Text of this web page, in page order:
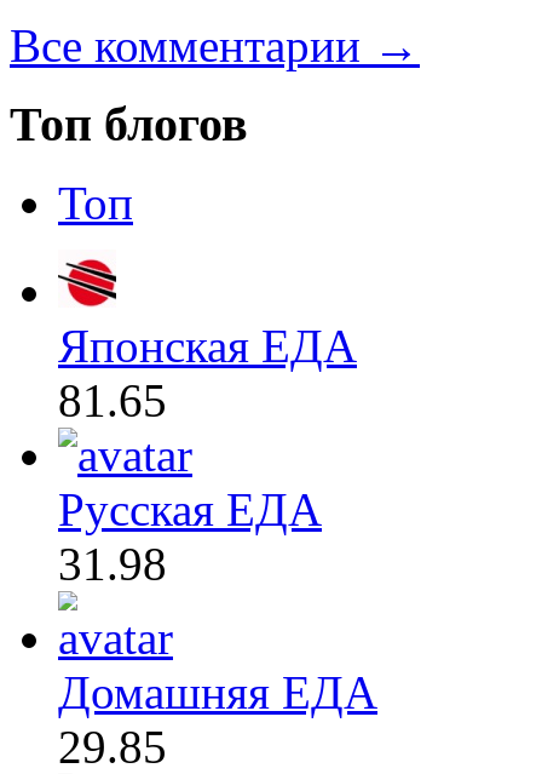
Все комментарии →
Топ блогов
Топ
Японская ЕДА
81.65
Русская ЕДА
31.98
Домашняя ЕДА
29.85